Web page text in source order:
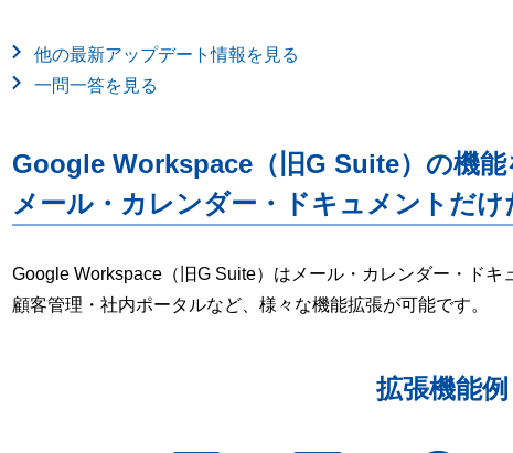
他の最新アップデート情報を見る
一問一答を見る
Google Workspace（旧G Suite）の機能
メール・カレンダー・ドキュメントだ
Google Workspace（旧G Suite）はメール・カレンダー・ドキ
顧客管理・社内ポータルなど、様々な機能拡張が可能です。
拡張機能例